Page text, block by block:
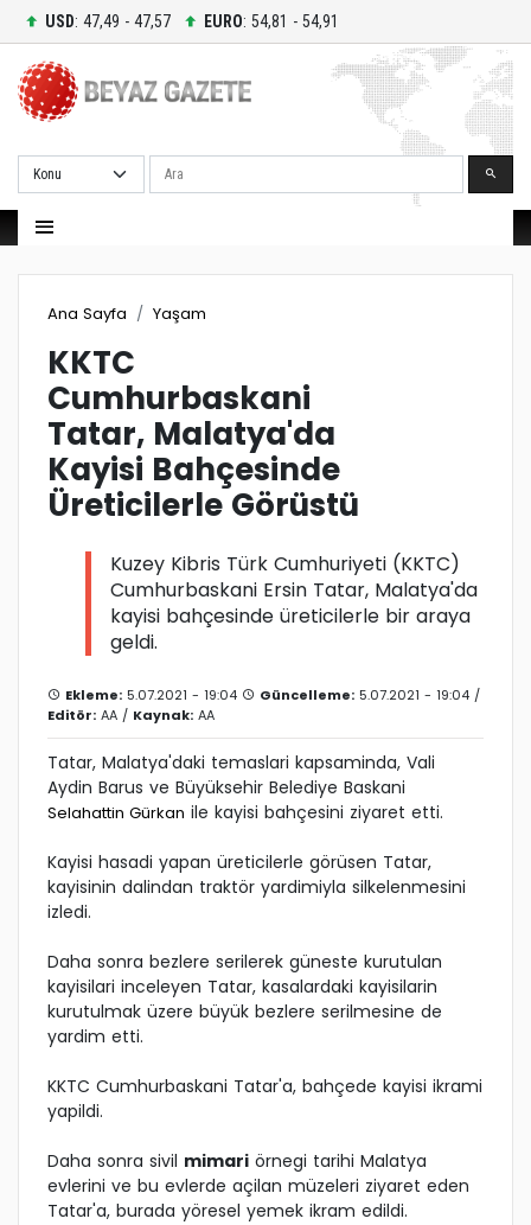
USD: 47,49 - 47,57 EURO: 54,81 - 54,91
Ara
Ana Sayfa Yaşam
KKTC
Cumhurbaskani
Tatar, Malatya'da
Kayisi Bahçesinde
Üreticilerle Görüstü
Kuzey Kibris Türk Cumhuriyeti (KKTC)
Cumhurbaskani Ersin Tatar, Malatya'da
kayisi bahçesinde üreticilerle bir araya
geldi.
Ekleme: 5.07.2021 - 19:04 Güncelleme: 5.07.2021 - 19:04 /
Editör: AA / Kaynak: AA
Tatar, Malatya'daki temaslari kapsaminda, Vali
Aydin Barus ve Büyüksehir Belediye Baskani
Selahattin Gürkan ile kayisi bahçesini ziyaret etti.
Kayisi hasadi yapan üreticilerle görüsen Tatar,
kayisinin dalindan traktör yardimiyla silkelenmesini
izledi.
Daha sonra bezlere serilerek güneste kurutulan
kayisilari inceleyen Tatar, kasalardaki kayisilarin
kurutulmak üzere büyük bezlere serilmesine de
yardim etti.
KKTC Cumhurbaskani Tatar'a, bahçede kayisi ikrami
yapildi.
Daha sonra sivil mimari örnegi tarihi Malatya
evlerini ve bu evlerde açilan müzeleri ziyaret eden
Tatar'a, burada yöresel yemek ikram edildi.